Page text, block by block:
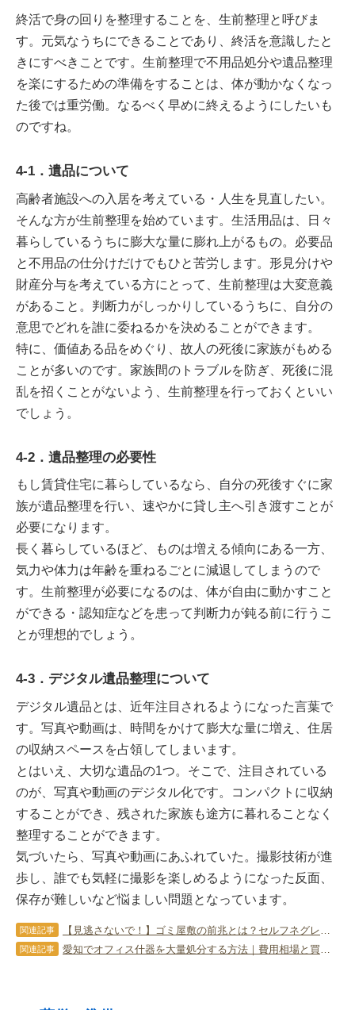
終活で身の回りを整理することを、生前整理と呼びま
す。元気なうちにできることであり、終活を意識したと
きにすべきことです。生前整理で不用品処分や遺品整理
を楽にするための準備をすることは、体が動かなくなっ
た後では重労働。なるべく早めに終えるようにしたいも
のですね。
4-1．遺品について
高齢者施設への入居を考えている・人生を見直したい。
そんな方が生前整理を始めています。生活用品は、日々
暮らしているうちに膨大な量に膨れ上がるもの。必要品
と不用品の仕分けだけでもひと苦労します。形見分けや
財産分与を考えている方にとって、生前整理は大変意義
があること。判断力がしっかりしているうちに、自分の
意思でどれを誰に委ねるかを決めることができます。
特に、価値ある品をめぐり、故人の死後に家族がもめる
ことが多いのです。家族間のトラブルを防ぎ、死後に混
乱を招くことがないよう、生前整理を行っておくといい
でしょう。
4-2．遺品整理の必要性
もし賃貸住宅に暮らしているなら、自分の死後すぐに家
族が遺品整理を行い、速やかに貸し主へ引き渡すことが
必要になります。
長く暮らしているほど、ものは増える傾向にある一方、
気力や体力は年齢を重ねるごとに減退してしまうので
す。生前整理が必要になるのは、体が自由に動かすこと
ができる・認知症などを患って判断力が鈍る前に行うこ
とが理想的でしょう。
4-3．デジタル遺品整理について
デジタル遺品とは、近年注目されるようになった言葉で
す。写真や動画は、時間をかけて膨大な量に増え、住居
の収納スペースを占領してしまいます。
とはいえ、大切な遺品の1つ。そこで、注目されている
のが、写真や動画のデジタル化です。コンパクトに収納
することができ、残された家族も途方に暮れることなく
整理することができます。
気づいたら、写真や動画にあふれていた。撮影技術が進
歩し、誰でも気軽に撮影を楽しめるようになった反面、
保存が難しいなど悩ましい問題となっています。
関連記事
関連記事